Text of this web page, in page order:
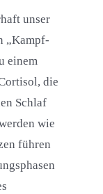
unser
„Kampf-
einem
die
Schlaf
wie
führen